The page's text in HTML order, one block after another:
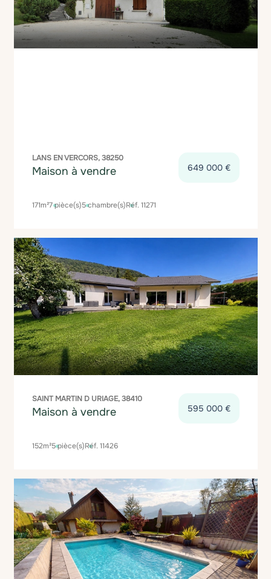
LANS EN VERCORS, 38250
Maison à vendre 649 000 €
171m²7 pièce(s)5 chambre(s)Réf. 11271
SAINT MARTIN D URIAGE, 38410
Maison à vendre 595 000 €
152m²5 pièce(s)Réf. 11426